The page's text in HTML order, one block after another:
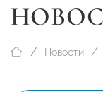
Новости